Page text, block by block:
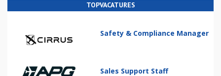
TOPVACATURES
Safety & Compliance Manager
Sales Support Staff